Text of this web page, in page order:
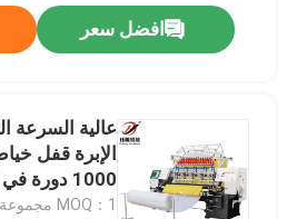
افضل سعر
عالية السرعة
الحد الأقصى
MOQ：1 مجموعة